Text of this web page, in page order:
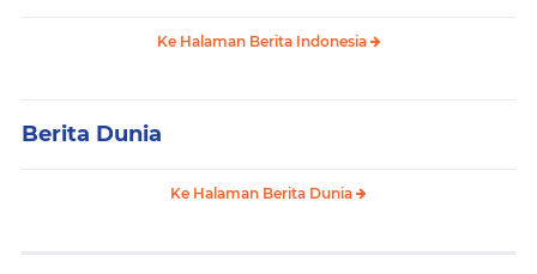
Ke Halaman Berita Indonesia
Berita Dunia
Ke Halaman Berita Dunia